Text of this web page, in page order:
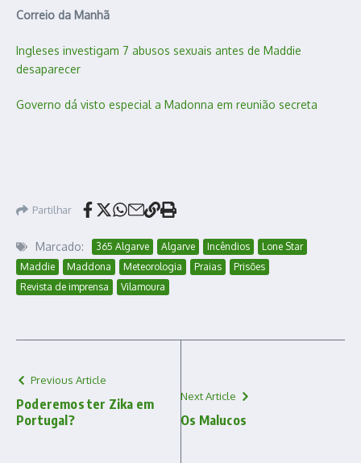
Correio da Manhã
Ingleses investigam 7 abusos sexuais antes de Maddie
desaparecer
Governo dá visto especial a Madonna em reunião secreta
Partilhar
Marcado: 365 Algarve Algarve Incêndios
Lone Star
Maddie
Maddona Meteorologia Praias
Prisões
Revista de imprensa
Vilamoura
Previous Article
Poderemos ter Zika em
Portugal?
Next Article
Os Malucos